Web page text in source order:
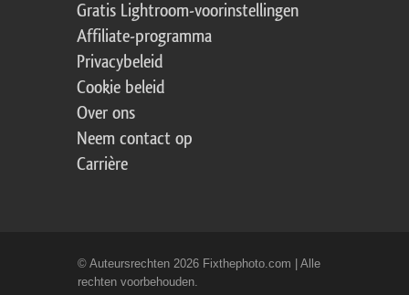
Gratis Lightroom-voorinstellingen
Affiliate-programma
Privacybeleid
Cookie beleid
Over ons
Neem contact op
Carrière
© Auteursrechten 2026 Fixthephoto.com | Alle
rechten voorbehouden.